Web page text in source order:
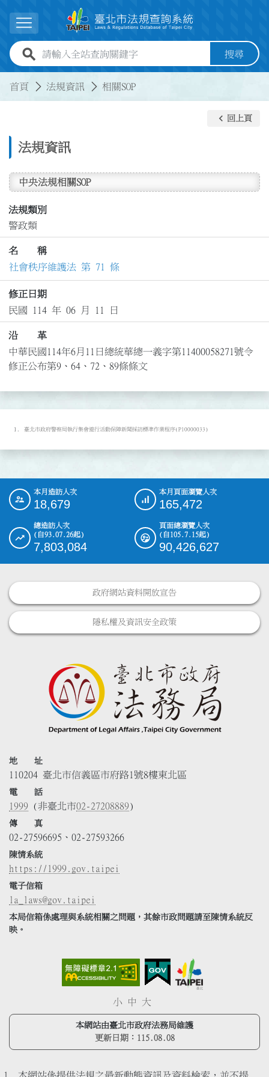
展開選單
全站查詢關鍵字欄位 搜尋
首頁 法規資訊 相關SOP
法規資訊
keyboard_arrow_left 回上頁
中央法規相關SOP
法規類別
警政類
名 稱
社會秩序維護法 第 71 條
修正日期
民國 114 年 06 月 11 日
沿 革
中華民國114年6月11日總統華總一義字第11400058271號令
修正公布第9、64、72、89條條文
臺北市政府警察局執行集會遊行活動保障新聞採訪標準作業程序(P10000033)
::: 本月造訪人次
18,679
本月頁面瀏覽人次
165,472
總造訪人次
(自93.07.26起)
7,803,084
頁面總瀏覽人次
(自105.7.15起)
90,426,627
政府網站資料開放宣告
隱私權及資訊安全政策
地 址
110204 臺北市信義區市府路1號8樓東北區
電 話
1999 (非臺北市02-27208889)
傳 真
02-27596695、02-27593266
陳情系統
https://1999.gov.taipei
電子信箱
la_laws@gov.taipei
本局信箱係處理與系統相關之問題，其餘市政問題請至陳情系統反
映。
小 中 大
本網站由臺北市政府法務局維護
更新日期： 115.08.08
本網站係提供法規之最新動態資訊及資料檢索，並不提